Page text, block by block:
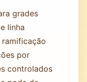
grades
linha
por
controlados